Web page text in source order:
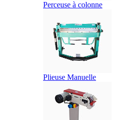
Perceuse à colonne
Plieuse Manuelle